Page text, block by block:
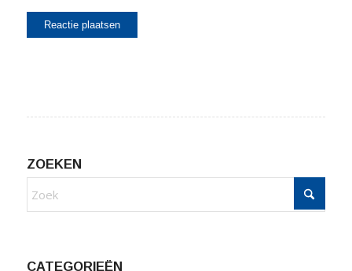
ZOEKEN
CATEGORIEËN